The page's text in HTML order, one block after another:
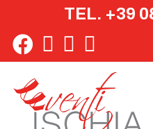
TEL. +39